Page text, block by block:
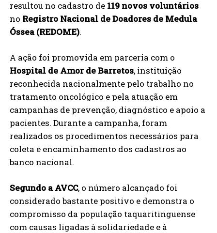
resultou no cadastro de 119 novos voluntários
no Registro Nacional de Doadores de Medula
Óssea (REDOME).
A ação foi promovida em parceria com o
Hospital de Amor de Barretos, instituição
reconhecida nacionalmente pelo trabalho no
tratamento oncológico e pela atuação em
campanhas de prevenção, diagnóstico e apoio a
pacientes. Durante a campanha, foram
realizados os procedimentos necessários para
coleta e encaminhamento dos cadastros ao
banco nacional.
Segundo a AVCC, o número alcançado foi
considerado bastante positivo e demonstra o
compromisso da população taquaritinguense
com causas ligadas à solidariedade e à